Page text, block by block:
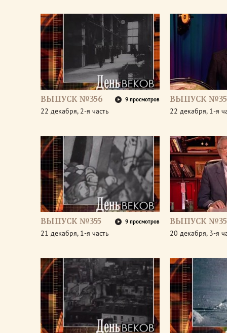
ВЫПУСК №356 9 просмотров
22 декабря, 2-я часть
ВЫПУСК
22 декабря, 1-я
ВЫПУСК №355 9 просмотров
21 декабря, 1-я часть
ВЫПУСК
20 декабря, 3-я